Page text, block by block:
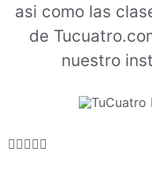
asi como las
de
nuestro
